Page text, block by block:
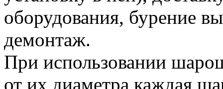
оборудования, бурение
демонтаж.
При использовании
от их диаметра каждая